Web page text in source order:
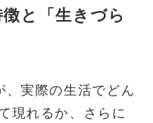
と「生きづら
、実際の生活でどん
現れるか、さらに